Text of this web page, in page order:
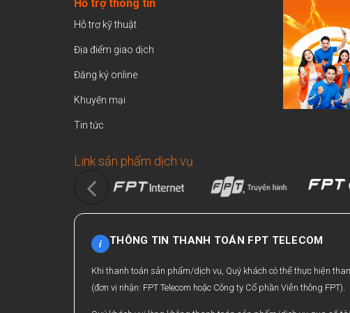
Hỗ trợ thông tin
Hỗ trợ kỹ thuật
Địa điểm giao dịch
Đăng ký online
Khuyến mại
Tin tức
Link sản phẩm dịch vụ
i THÔNG TIN THANH TOÁN FPT TELECOM
Khi thanh toán sản phẩm/dịch vụ, Quý khách có thể thực hiện
(đơn vị nhận: FPT Telecom hoặc Công ty Cổ phần Viễn thông FPT).